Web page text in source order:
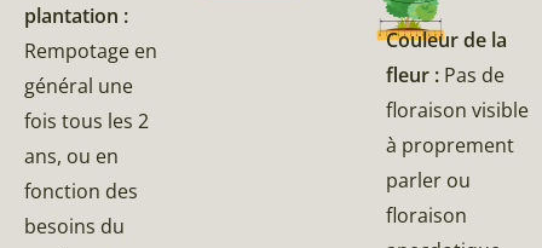
plantation :
Rempotage en
général une
fois tous les 2
ans, ou en
fonction des
besoins du
Couleur de la
fleur : Pas de
floraison visible
à proprement
parler ou
floraison